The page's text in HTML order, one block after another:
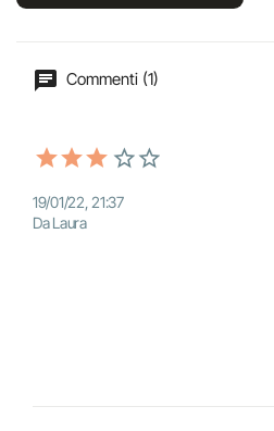
Commenti (1)
19/01/22, 21:37
Da Laura